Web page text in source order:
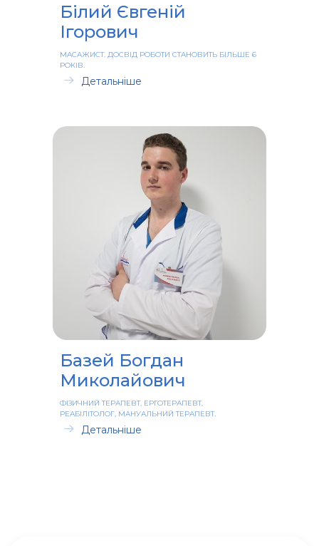
Білий Євгеній
Ігорович
МАСАЖИСТ. ДОСВІД РОБОТИ СТАНОВИТЬ БІЛЬШЕ 6
РОКІВ.
Детальніше
Базей Богдан
Миколайович
ФІЗИЧНИЙ ТЕРАПЕВТ, ЕРГОТЕРАПЕВТ,
РЕАБІЛІТОЛОГ, МАНУАЛЬНИЙ ТЕРАПЕВТ.
Детальніше